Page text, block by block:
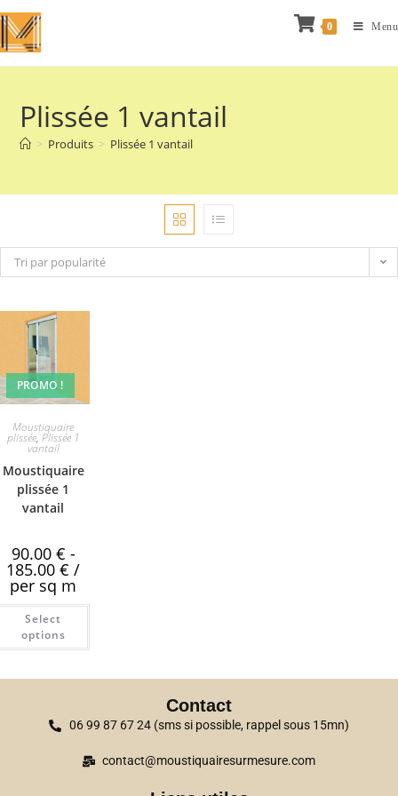
0 Menu
Plissée 1 vantail
> Produits > Plissée 1 vantail
Tri par popularité
PROMO !
Moustiquaire
plissée, Plissée 1
vantail
Moustiquaire
plissée 1
vantail
90.00 € -
185.00 € /
per sq m
Select
options
Contact
06 99 87 67 24 (sms si possible, rappel sous 15mn)
contact@moustiquairesurmesure.com